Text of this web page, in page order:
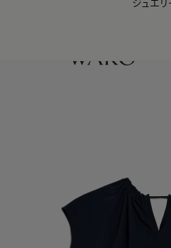
WAKO Membership
ジュエリ